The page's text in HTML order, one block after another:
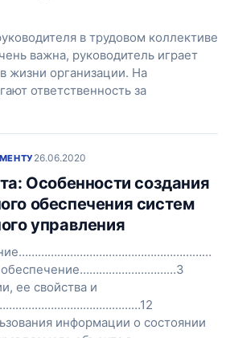
в трудовом коллективе
важна, руководитель играет
жизни организации. На
ответственность за
26.06.2020
Особенности создания
обеспечения систем
управления
обеспечение…………………………3
ее свойства и
информации о состоянии